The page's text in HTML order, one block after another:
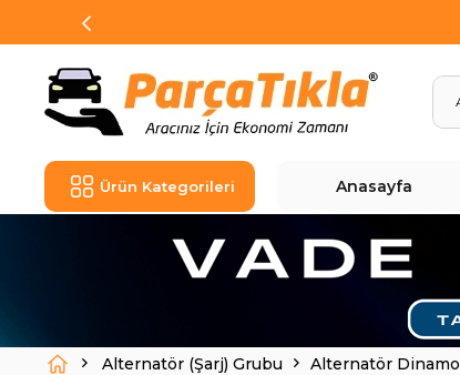
Ürün Kategorileri Anasayfa
Alternatör (Şarj) Grubu Alternatör Dinamo